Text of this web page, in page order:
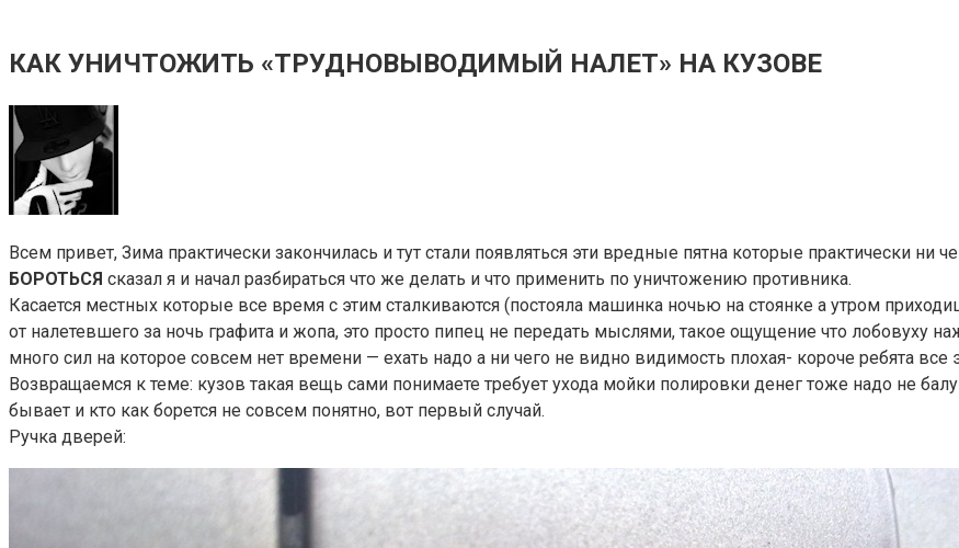
КАК УНИЧТОЖИТЬ «ТРУДНОВЫВОДИМЫЙ НАЛЕТ» НА КУЗОВЕ
Всем привет, Зима практически закончилась и тут стали появляться эти вредные пятна которые практически ни
БОРОТЬСЯ сказал я и начал разбираться что же делать и что применить по уничтожению противника.
Касается местных которые все время с этим сталкиваются (постояла машинка ночью на стоянке а утром
от налетевшего за ночь графита и жопа, это просто пипец не передать мыслями, такое ощущение что лобовуху
много сил на которое совсем нет времени — ехать надо а ни чего не видно видимость плохая- короче ребята
Возвращаемся к теме: кузов такая вещь сами понимаете требует ухода мойки полировки денег тоже надо не
бывает и кто как борется не совсем понятно, вот первый случай.
Ручка дверей: